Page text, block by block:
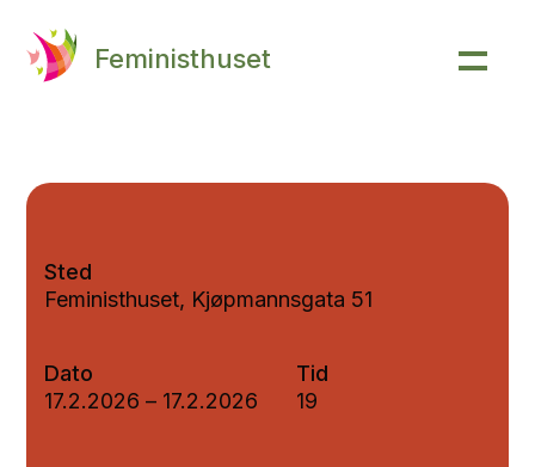
Feministhuset
Sted
Feministhuset, Kjøpmannsgata 51
Dato
17.2.2026 – 17.2.2026
Tid
19